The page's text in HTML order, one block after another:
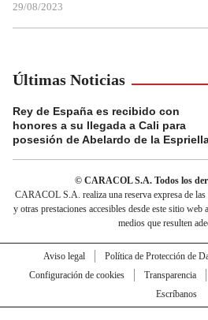
29/08/2023
Últimas Noticias
Rey de España es recibido con
honores a su llegada a Cali para
posesión de Abelardo de la
© CARACOL S.A. Todos los
CARACOL S.A. realiza una reserva expresa de
y otras prestaciones accesibles desde este sitio web
medios que resulten
Aviso legal Política de Protección de
Configuración de cookies
Transparencia
Escríbanos